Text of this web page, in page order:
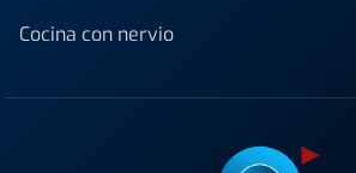
Cocina con nervio